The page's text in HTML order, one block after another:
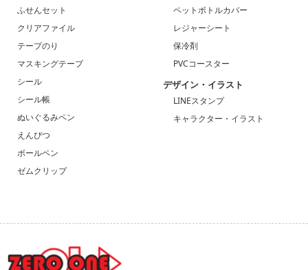
ふせんセット
クリアファイル
テープのり
マスキングテープ
シール
シール帳
ぬいぐるみペン
えんぴつ
ボールペン
ゼムクリップ
ペットボトルカバー
レジャーシート
保冷剤
PVCコースター
デザイン・イラスト
LINEスタンプ
キャラクター・イラスト